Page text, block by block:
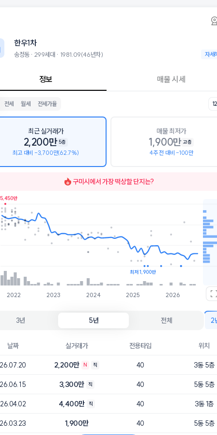
한우1차 아파트 시세·실거래가·2년뒤 가격예측
는 송정동에 위치한 299세대 아파트로, 1981.09 입주한 46년차 단지입니
8월 7일 기준 12평형의 매매 시세는 2.6천, 전세는 2.4천입니다.
으로는 송정초등학교, 광평중학교가 있습니다.
, 용적률 142%, 건폐율 31%의 단지입니다.
한우1차
송정동 · 299세대 · 1981.09(46년차) 송정
자세
정보 매물 시세
전세 월세 전세가율
최근 실거래가
2,200만 5층
최고 대비 -3,700만(62.7%)
매물 최저가
1,900만 고층
4주 전 대비 -100만
구미시에서 가장 떡상할 단지는?
2022 2023 2024 2025 2026
만
최저 1,900만
매물수
1개
1.9천
1개
3년 5년 전체 2
날짜 실거래가 전용타입 위치
26.07.20 2,200만 N 직 40 3동 5층
26.06.15 3,300만 직 40 5동 5층
26.04.02 4,400만 직 40 3동 1층
26.03.23 1,900만 40 5동 5층